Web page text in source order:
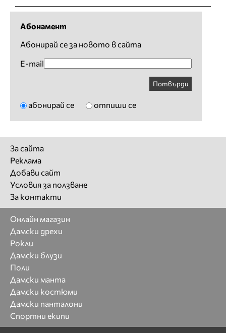
Абонамент
Абонирай се за новото в сайта
E-mail
Потвърди
абонирай се отпиши се
За сайта
Реклама
Добави сайт
Условия за ползване
За контакти
Онлайн магазин
Дамски дрехи
Рокли
Дамски блузи
Поли
Дамски манта
Дамски костюми
Дамски панталони
Спортни екипи